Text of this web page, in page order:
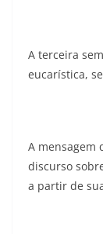
A terceira
eucarística,
A mensagem
discurso
a partir de